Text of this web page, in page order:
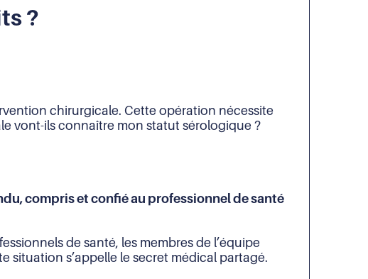
?
chirurgicale. Cette opération nécessite
vont-ils connaître mon statut sérologique ?
compris et confié au professionnel de santé
de santé, les membres de l’équipe
situation s’appelle le secret médical partagé.